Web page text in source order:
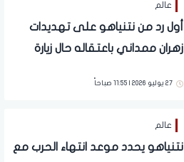
عالم
أول رد من نتنياهو على تهديدات
زهران ممداني باعتقاله حال زيارة
27 يوليو 2026 | 11:55 صباحاً
عالم
نتنياهو يحدد موعد انتهاء الحرب مع